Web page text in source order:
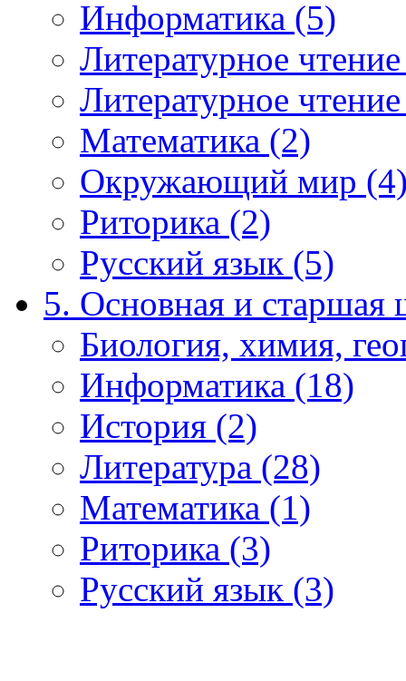
Информатика (5)
Литературное
Литературное
Математика (2)
Окружающий мир
Риторика (2)
Русский язык (5)
5. Основная и старшая
Биология, химия,
Информатика (18)
История (2)
Литература (28)
Математика (1)
Риторика (3)
Русский язык (3)